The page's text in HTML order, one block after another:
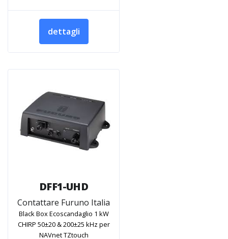
dettagli
DFF1-UHD
Contattare Furuno Italia
Black Box Ecoscandaglio 1 kW
CHIRP 50±20 & 200±25 kHz per
NAVnet TZtouch